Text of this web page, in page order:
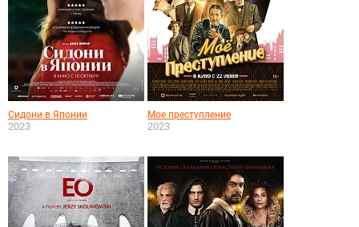
Сидони в Японии
2023
Мое преступление
2023